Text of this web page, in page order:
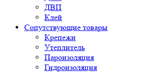
ДВП
Клей
Сопутствующие товары
Крепежи
Утеплитель
Пароизоляция
Гидроизоляция